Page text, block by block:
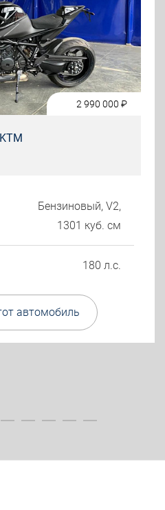
KTM
2 990 000 ₽
Бензиновый, V2,
1301 куб. см
180 л.с.
автомобиль